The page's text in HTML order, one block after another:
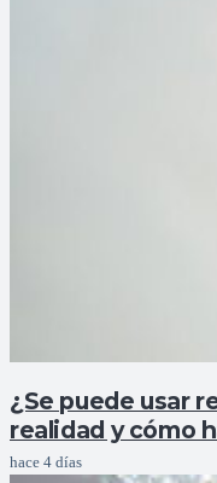
¿Se puede usar
realidad y cómo
hace 4 días